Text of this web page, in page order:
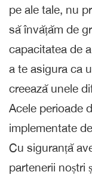
pe ale tale, nu
să învățăm de
capacitatea de
a te asigura ca
creează unele
Acele perioade
implementate
Cu siguranță
partenerii noștri